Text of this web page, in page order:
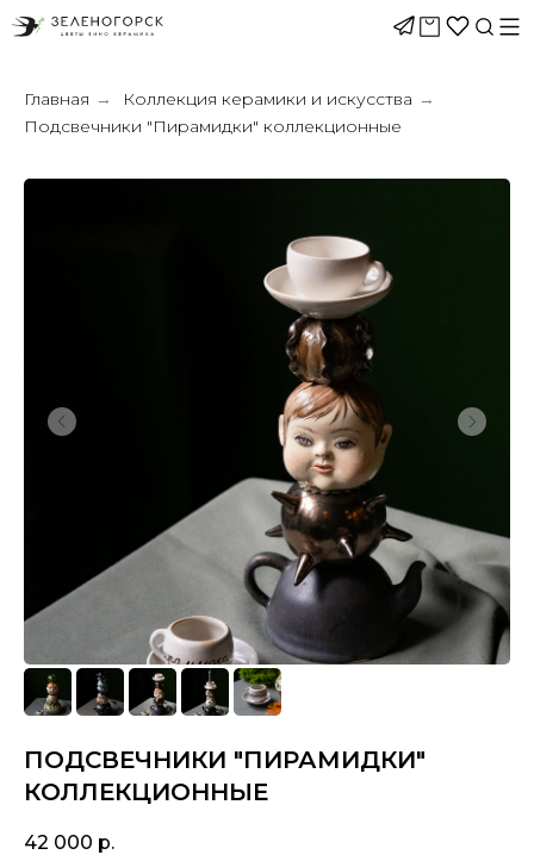
Главная → Коллекция керамики и искусства →
Подсвечники "Пирамидки" коллекционные
ПОДСВЕЧНИКИ "ПИРАМИДКИ"
КОЛЛЕКЦИОННЫЕ
42 000 р.